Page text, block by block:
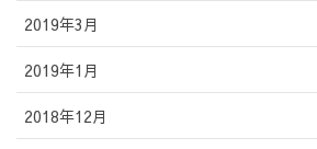
2019年3月
2019年1月
2018年12月